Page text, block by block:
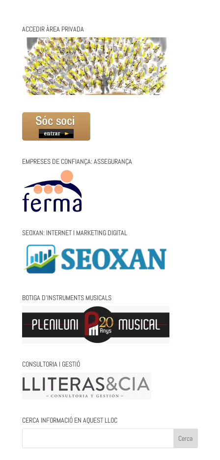
ACCEDIR ÀREA PRIVADA
EMPRESES DE CONFIANÇA: ASSEGURANÇA
SEOXAN: INTERNET I MARKETING DIGITAL
BOTIGA D’INSTRUMENTS MUSICALS
CONSULTORIA I GESTIÓ
CERCA INFORMACIÓ EN AQUEST LLOC